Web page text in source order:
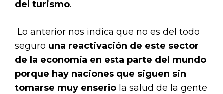
del turismo.
Lo anterior nos indica que no es del todo
seguro una reactivación de este sector
de la economía en esta parte del mundo
porque hay naciones que siguen sin
tomarse muy enserio la salud de la gente